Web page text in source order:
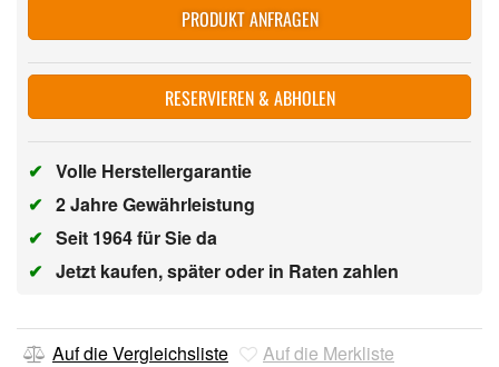
PRODUKT ANFRAGEN
RESERVIEREN & ABHOLEN
✔ Volle Herstellergarantie
✔ 2 Jahre Gewährleistung
✔ Seit 1964 für Sie da
✔ Jetzt kaufen, später oder in Raten zahlen
Auf die Vergleichsliste
Auf die Merkliste